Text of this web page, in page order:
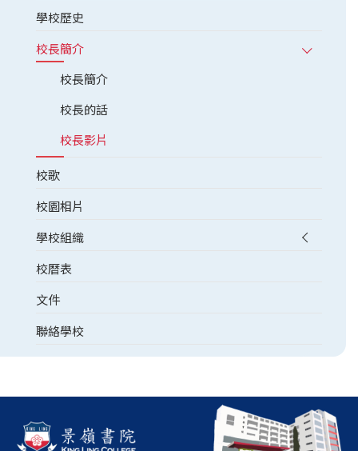
學校歷史
校長簡介
校長簡介
校長的話
校長影片
校歌
校園相片
學校組織
校曆表
文件
聯絡學校